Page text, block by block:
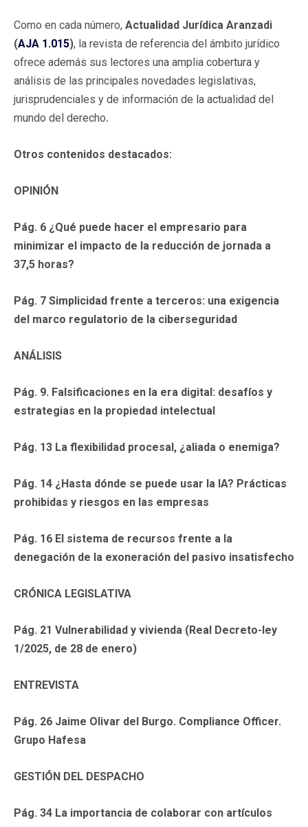
Como en cada número, Actualidad Jurídica Aranzadi
(AJA 1.015), la revista de referencia del ámbito jurídico
ofrece además sus lectores una amplia cobertura y
análisis de las principales novedades legislativas,
jurisprudenciales y de información de la actualidad del
mundo del derecho.
Otros contenidos destacados:
OPINIÓN
Pág. 6 ¿Qué puede hacer el empresario para
minimizar el impacto de la reducción de jornada a
37,5 horas?
Pág. 7 Simplicidad frente a terceros: una exigencia
del marco regulatorio de la ciberseguridad
ANÁLISIS
Pág. 9. Falsificaciones en la era digital: desafíos y
estrategias en la propiedad intelectual
Pág. 13 La flexibilidad procesal, ¿aliada o enemiga?
Pág. 14 ¿Hasta dónde se puede usar la IA? Prácticas
prohibidas y riesgos en las empresas
Pág. 16 El sistema de recursos frente a la
denegación de la exoneración del pasivo insatisfecho
CRÓNICA LEGISLATIVA
Pág. 21 Vulnerabilidad y vivienda (Real Decreto-ley
1/2025, de 28 de enero)
ENTREVISTA
Pág. 26 Jaime Olivar del Burgo. Compliance Officer.
Grupo Hafesa
GESTIÓN DEL DESPACHO
Pág. 34 La importancia de colaborar con artículos